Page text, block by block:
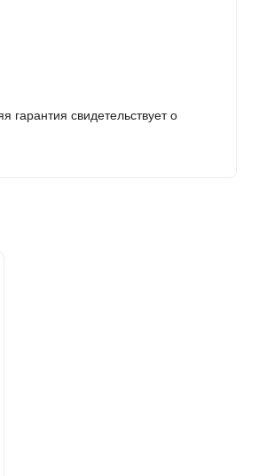
свидетельствует о